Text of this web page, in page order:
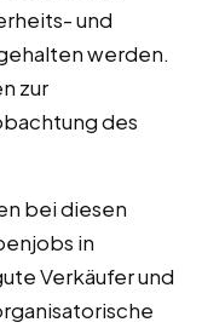
und
werden.
zur
des
bei diesen
in
Verkäufer und